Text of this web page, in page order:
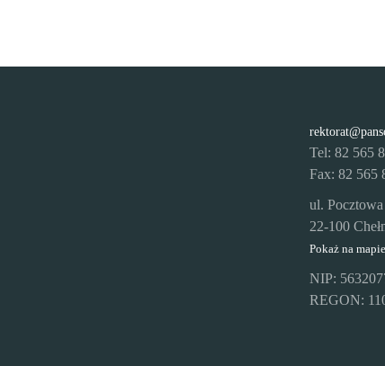
Tel: 82 565
Fax: 82 565
ul.
22-100
Pokaż na mapie
NIP:
REGON: